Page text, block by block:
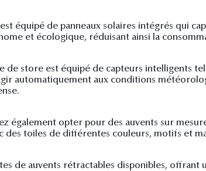
équipé de panneaux solaires intégrés qui
et écologique, réduisant ainsi la
de store est équipé de capteurs intelligents
automatiquement aux conditions
également opter pour des auvents sur
des toiles de différentes couleurs, motifs et
de auvents rétractables disponibles,